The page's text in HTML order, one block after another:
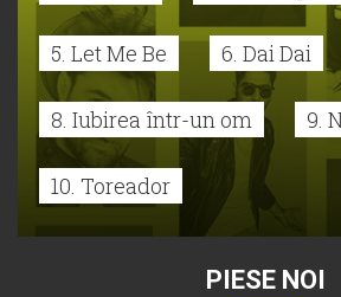
5. Let Me Be 6. Dai Dai
8. Iubirea într-un om 9.
10. Toreador
PIESE NOI